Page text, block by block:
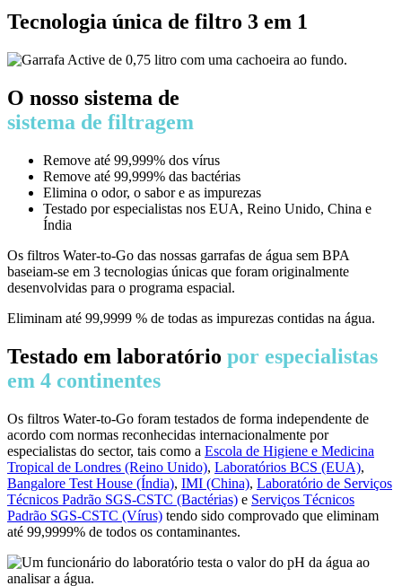
Tecnologia única de filtro 3 em 1
O nosso sistema de
sistema de filtragem
Remove até 99,999% dos vírus
Remove até 99,999% das bactérias
Elimina o odor, o sabor e as impurezas
Testado por especialistas nos EUA, Reino Unido, China e
Índia
Os filtros Water-to-Go das nossas garrafas de água sem BPA
baseiam-se em 3 tecnologias únicas que foram originalmente
desenvolvidas para o programa espacial.
Eliminam até 99,9999 % de todas as impurezas contidas na água.
Testado em laboratório por especialistas
em 4 continentes
Os filtros Water-to-Go foram testados de forma independente de
acordo com normas reconhecidas internacionalmente por
especialistas do sector, tais como a Escola de Higiene e Medicina
Tropical de Londres (Reino Unido), Laboratórios BCS (EUA),
Bangalore Test House (Índia), IMI (China), Laboratório de Serviços
Técnicos Padrão SGS-CSTC (Bactérias) e Serviços Técnicos
Padrão SGS-CSTC (Vírus) tendo sido comprovado que eliminam
até 99,9999% de todos os contaminantes.